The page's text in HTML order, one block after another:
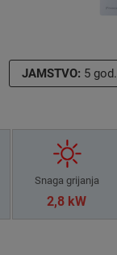
JAMSTVO: 5 god.
Snaga grijanja
2,8 kW